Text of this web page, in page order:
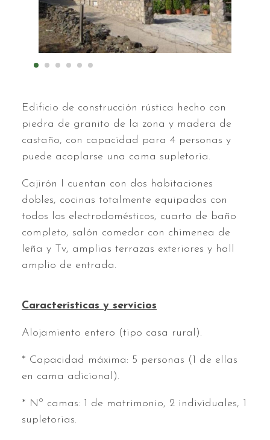
Edificio de construcción rústica hecho con
piedra de granito de la zona y madera de
castaño, con capacidad para 4 personas y
puede acoplarse una cama supletoria.
Cajirón I cuentan con dos habitaciones
dobles, cocinas totalmente equipadas con
todos los electrodomésticos, cuarto de baño
completo, salón comedor con chimenea de
leña y Tv, amplias terrazas exteriores y hall
amplio de entrada.
Características y servicios
Alojamiento entero (tipo casa rural).
* Capacidad máxima: 5 personas (1 de ellas
en cama adicional).
* Nº camas: 1 de matrimonio, 2 individuales, 1
supletorias.